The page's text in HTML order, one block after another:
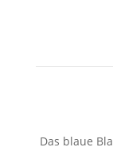
Das blaue